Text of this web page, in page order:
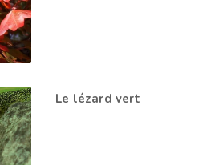
Le lézard vert